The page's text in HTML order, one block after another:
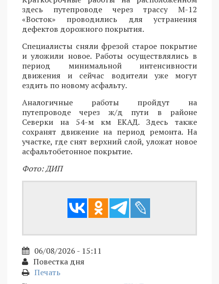
здесь путепроводе через трассу М-12
«Восток» проводились для устранения
дефектов дорожного покрытия.
Специалисты сняли фрезой старое покрытие
и уложили новое. Работы осуществлялись в
период минимальной интенсивности
движения и сейчас водители уже могут
ездить по новому асфальту.
Аналогичные работы пройдут на
путепроводе через ж/д пути в районе
Северки на 54-м км ЕКАД. Здесь также
сохранят движение на период ремонта. На
участке, где снят верхний слой, уложат новое
асфальтобетонное покрытие.
Фото: ДИП
06/08/2026 - 15:11
Повестка дня
Печать